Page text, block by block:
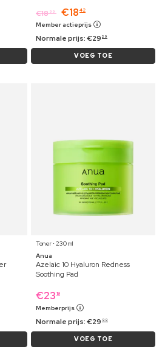
€18 99 €18 42
Member actieprijs
Normale prijs:€29 29
VOEG TOE
Toner ⋅ 230 ml
Anua
Azelaic 10 Hyaluron Redness
Soothing Pad
€23 19
Memberprijs
Normale prijs:€29 99
VOEG TOE